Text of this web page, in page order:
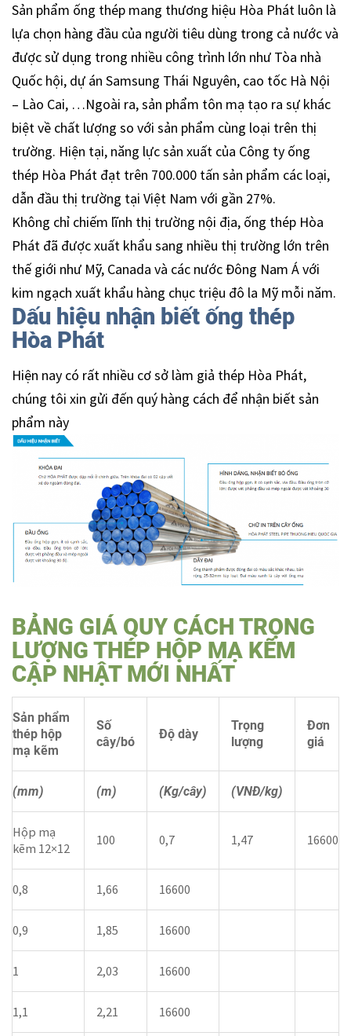
Sản phẩm ống thép mang thương hiệu Hòa Phát luôn là
lựa chọn hàng đầu của người tiêu dùng trong cả nước và
được sử dụng trong nhiều công trình lớn như Tòa nhà
Quốc hội, dự án Samsung Thái Nguyên, cao tốc Hà Nội
– Lào Cai, …Ngoài ra, sản phẩm tôn mạ tạo ra sự khác
biệt về chất lượng so với sản phẩm cùng loại trên thị
trường. Hiện tại, năng lực sản xuất của Công ty ống
thép Hòa Phát đạt trên 700.000 tấn sản phẩm các loại,
dẫn đầu thị trường tại Việt Nam với gần 27%.
Không chỉ chiếm lĩnh thị trường nội địa, ống thép Hòa
Phát đã được xuất khẩu sang nhiều thị trường lớn trên
thế giới như Mỹ, Canada và các nước Đông Nam Á với
kim ngạch xuất khẩu hàng chục triệu đô la Mỹ mỗi năm.
Dấu hiệu nhận biết ống thép
Hòa Phát
Hiện nay có rất nhiều cơ sở làm giả thép Hòa Phát,
chúng tôi xin gửi đến quý hàng cách để nhận biết sản
phẩm này
BẢNG GIÁ QUY CÁCH TRỌNG
LƯỢNG THÉP HỘP MẠ KẼM
CẬP NHẬT MỚI NHẤT
Sản phẩm
thép hộp
mạ kẽm
Số
cây/bó
Độ dày
Trọng
lượng
Đơn
giá
(mm) (m) (Kg/cây) (VNĐ/kg)
Hộp mạ
kẽm 12×12
100 0,7 1,47 16600
0,8 1,66 16600
0,9 1,85 16600
1 2,03 16600
1,1 2,21 16600